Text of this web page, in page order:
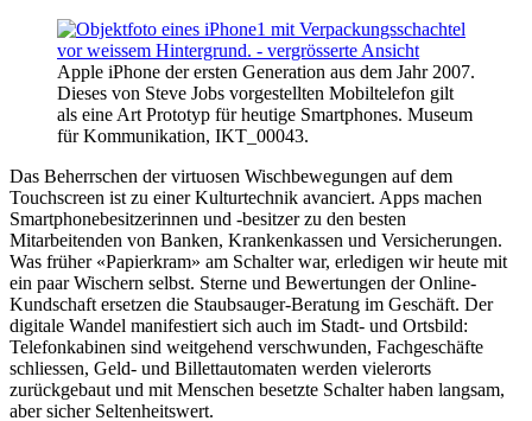
Apple iPhone der ersten Generation aus dem Jahr 2007.
Dieses von Steve Jobs vorgestellten Mobiltelefon gilt
als eine Art Prototyp für heutige Smartphones. Museum
für Kommunikation, IKT_00043.
Das Beherrschen der virtuosen Wischbewegungen auf dem
Touchscreen ist zu einer Kulturtechnik avanciert. Apps machen
Smartphonebesitzerinnen und -besitzer zu den besten
Mitarbeitenden von Banken, Krankenkassen und Versicherungen.
Was früher «Papierkram» am Schalter war, erledigen wir heute mit
ein paar Wischern selbst. Sterne und Bewertungen der Online-
Kundschaft ersetzen die Staubsauger-Beratung im Geschäft. Der
digitale Wandel manifestiert sich auch im Stadt- und Ortsbild:
Telefonkabinen sind weitgehend verschwunden, Fachgeschäfte
schliessen, Geld- und Billettautomaten werden vielerorts
zurückgebaut und mit Menschen besetzte Schalter haben langsam,
aber sicher Seltenheitswert.